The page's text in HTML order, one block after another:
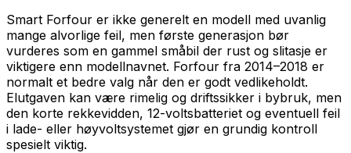
Smart Forfour er ikke generelt en modell med uvanlig
mange alvorlige feil, men første generasjon bør
vurderes som en gammel småbil der rust og slitasje er
viktigere enn modellnavnet. Forfour fra 2014–2018 er
normalt et bedre valg når den er godt vedlikeholdt.
Elutgaven kan være rimelig og driftssikker i bybruk, men
den korte rekkevidden, 12-voltsbatteriet og eventuell feil
i lade- eller høyvoltsystemet gjør en grundig kontroll
spesielt viktig.